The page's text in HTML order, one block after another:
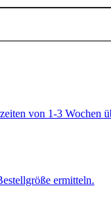
von 1-3 Wochen
ermitteln.